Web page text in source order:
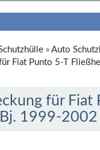
» Auto
Fiat Punto 5-T
für Fiat
1999-2002